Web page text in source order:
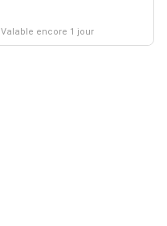
Valable encore 1 jour